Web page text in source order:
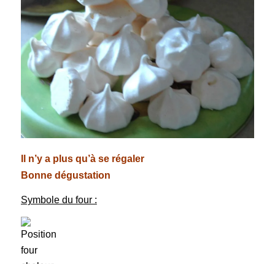
Il n’y a plus qu’à se régaler
Bonne dégustation
Symbole du four :